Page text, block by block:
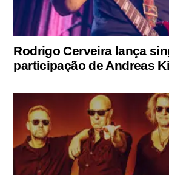
Rodrigo Cerveira lança
participação de Andreas